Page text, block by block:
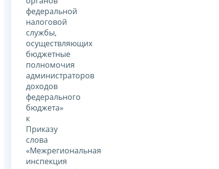
федеральной
налоговой
службы,
осуществляющих
бюджетные
полномочия
администраторов
доходов
федерального
бюджета»
к
Приказу
слова
«Межрегиональная
инспекция